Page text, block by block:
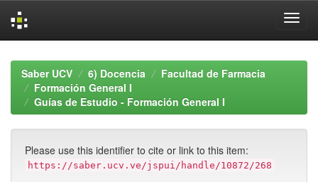
navigationSaber UCV 6) Docencia
Facultad de Farmacia
Formación General I
Guías de Estudio - Formación General I
Please use this identifier to cite or link to this item:
https://saber.ucv.ve/jspui/handle/10872/268